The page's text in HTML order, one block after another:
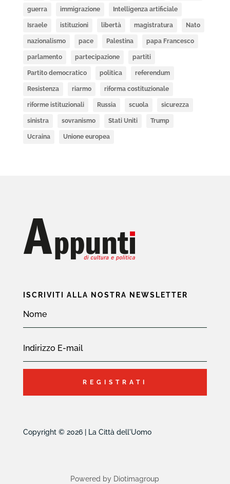
guerra immigrazione Intelligenza artificiale
Israele istituzioni libertà magistratura Nato
nazionalismo pace Palestina papa Francesco
parlamento partecipazione partiti
Partito democratico politica referendum
Resistenza riarmo riforma costituzionale
riforme istituzionali Russia scuola sicurezza
sinistra sovranismo Stati Uniti Trump
Ucraina Unione europea
ISCRIVITI ALLA NOSTRA NEWSLETTER
REGISTRATI
Copyright © 2026 | La Città dell'Uomo
Powered by Diotimagroup